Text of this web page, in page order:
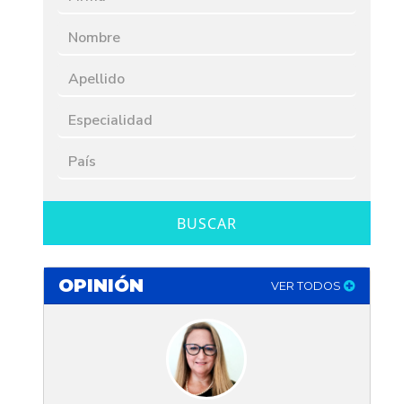
BUSCAR
OPINIÓN VER TODOS